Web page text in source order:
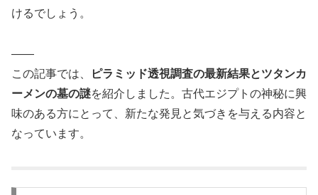
けるでしょう。
――
この記事では、
ピラミッド透視調査の最新結果とツタンカ
ーメンの墓の謎を紹介しました。古代エジプトの神秘に興
味のある方にとって、新たな発見と気づきを与える内容と
なっています。